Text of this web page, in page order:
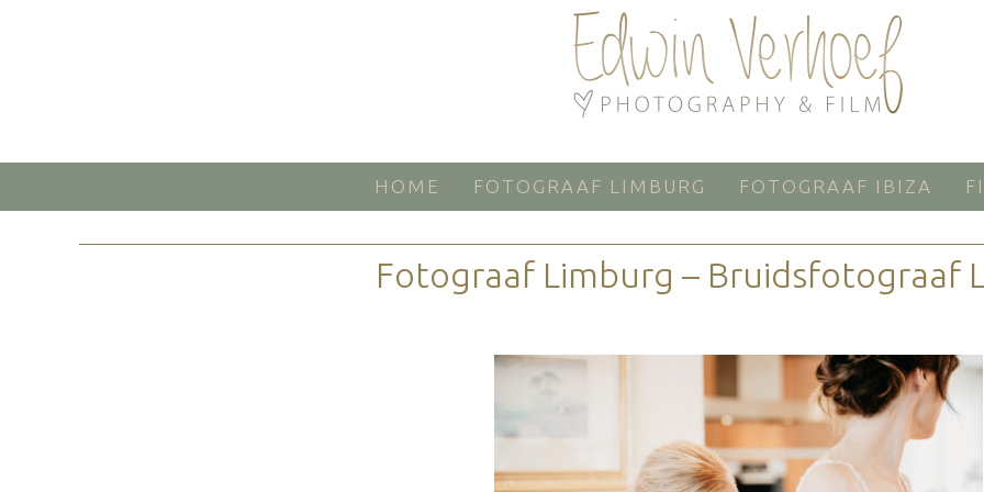
HOME FOTOGRAAF LIMBURG FOTOGRAAF IBIZA
Fotograaf Limburg – Bruidsfotograaf